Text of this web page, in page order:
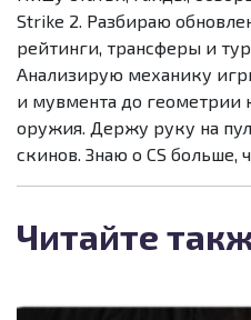
Strike 2. Разбираю
рейтинги, трансферы и
Анализирую механику
и мувмента до геометрии
оружия. Держу руку на
скинов. Знаю о CS больше,
Читайте